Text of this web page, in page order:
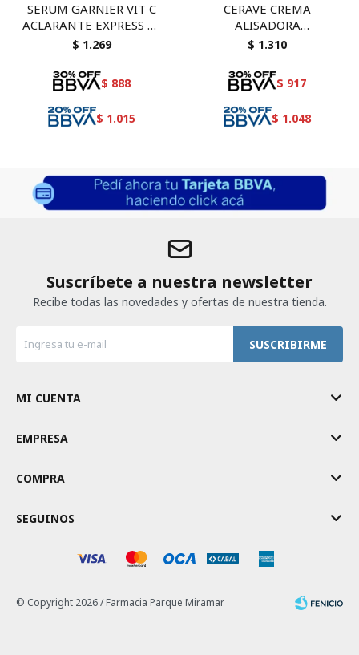
SERUM GARNIER VIT C
ACLARANTE EXPRESS 30
ML
$ 1.269
$ 888
$ 1.015
CERAVE CREMA
ALISADORA
ANTIRUGOSIDADES
$ 1.310
$ 917
$ 1.048
Suscríbete a nuestra newsletter
Recibe todas las novedades y ofertas de nuestra tienda.
SUSCRIBIRME
MI CUENTA
EMPRESA
COMPRA
SEGUINOS
© Copyright 2026 / Farmacia Parque Miramar